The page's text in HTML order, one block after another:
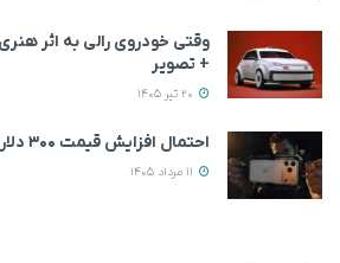
وقتی خودروی رالی به اثر
+ تصویر
احتمال افزایش قیمت ۳۰۰ دلاری آیفون ۱۸ پرو + تصویر